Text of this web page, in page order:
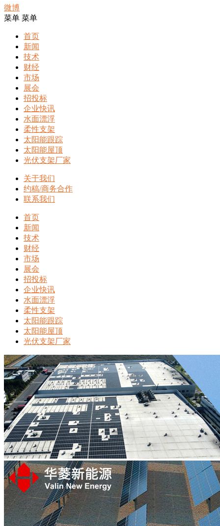
微博
菜单 菜单
首页
新闻
技术
财经
市场
展会
招投标
企业快讯
水面漂浮
柔性支架
太阳能跟踪
太阳能屋顶
光伏支架厂家
关于我们
约稿/商务合作
联系我们
首页
新闻
技术
财经
市场
展会
招投标
企业快讯
水面漂浮
柔性支架
太阳能跟踪
太阳能屋顶
光伏支架厂家